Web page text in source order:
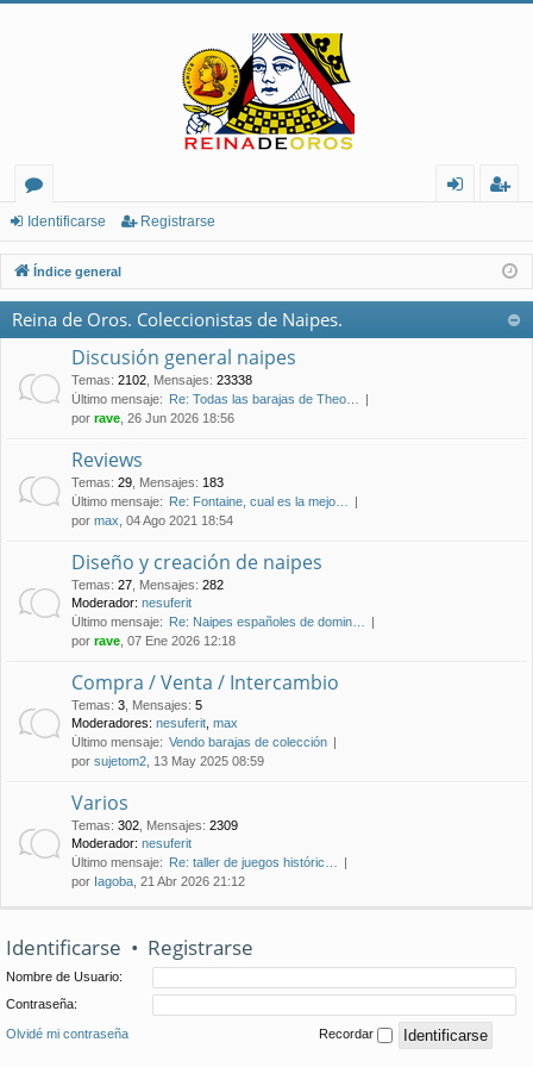
or
os
nt
ifi
ist
ra
Identificarse Registrarse
Índice general
Reina de Oros. Coleccionistas de Naipes.
Discusión general naipes
Temas: 2102 Mensajes: 23338
Último mensaje: Re: Todas las barajas de Theo…
por rave , 26 Jun 2026 18:56
Reviews
Temas: 29 Mensajes: 183
Último mensaje: Re: Fontaine, cual es la mejo…
por max , 04 Ago 2021 18:54
Diseño y creación de naipes
Temas: 27 Mensajes: 282
Moderador: nesuferit
Último mensaje: Re: Naipes españoles de domin…
por rave , 07 Ene 2026 12:18
Compra / Venta / Intercambio
Temas: 3 Mensajes: 5
Moderadores: nesuferit max
Último mensaje: Vendo barajas de colección
por sujetom2 , 13 May 2025 08:59
Varios
Temas: 302 Mensajes: 2309
Moderador: nesuferit
Último mensaje: Re: taller de juegos históric…
por Iagoba , 21 Abr 2026 21:12
Identificarse • Registrarse
Nombre de Usuario:
Contraseña:
Olvidé mi contraseña Recordar